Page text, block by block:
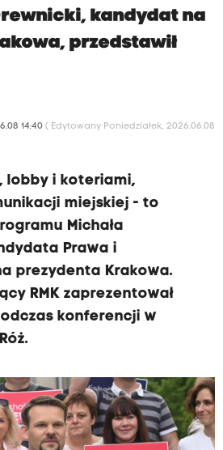
kandydat na
przedstawił
14:40 ( Edytowany Poniedziałek, 2026.06.08
lobby i koteriami,
miejskiej - to
Michała
Prawa i
prezydenta Krakowa.
RMK zaprezentował
konferencji w